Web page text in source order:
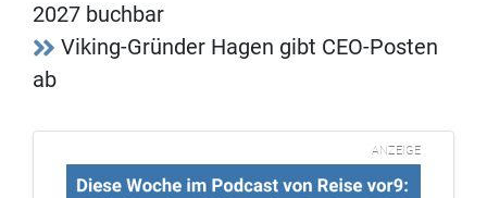
2027 buchbar
Viking-Gründer Hagen gibt CEO-Posten
ab
ANZEIGE